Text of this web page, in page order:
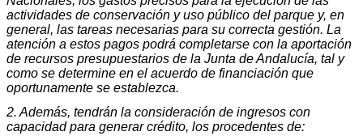
actividades de conservación y uso público del parque y, en
general, las tareas necesarias para su correcta gestión. La
atención a estos pagos podrá completarse con la aportación
de recursos presupuestarios de la Junta de Andalucía, tal y
como se determine en el acuerdo de financiación que
oportunamente se establezca.
2. Además, tendrán la consideración de ingresos con
capacidad para generar crédito, los procedentes de: